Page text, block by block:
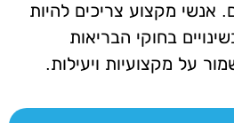
אנשי מקצוע צריכים להיות
בחוקי הבריאות
על מקצועיות ויעילות.